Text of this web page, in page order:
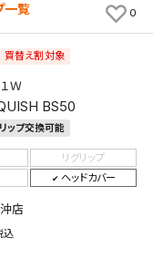
一覧 0
買替え割対象
１Ｗ
BS50
ップ交換可能
リグリップ
ヘッドカバー
店
込
条件一覧」に
なく簡単に開